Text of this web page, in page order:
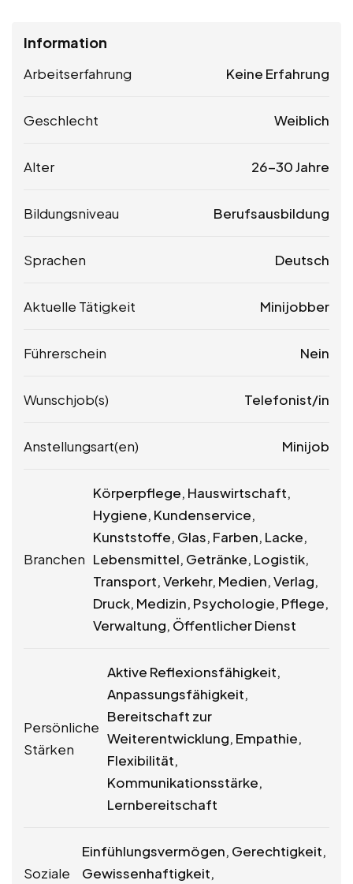
Information
Arbeitserfahrung Keine Erfahrung
Geschlecht Weiblich
Alter 26-30 Jahre
Bildungsniveau Berufsausbildung
Sprachen Deutsch
Aktuelle Tätigkeit Minijobber
Führerschein Nein
Wunschjob(s) Telefonist/in
Anstellungsart(en) Minijob
Branchen
Körperpflege, Hauswirtschaft,
Hygiene, Kundenservice,
Kunststoffe, Glas, Farben, Lacke,
Lebensmittel, Getränke, Logistik,
Transport, Verkehr, Medien, Verlag,
Druck, Medizin, Psychologie, Pflege,
Verwaltung, Öffentlicher Dienst
Persönliche
Stärken
Aktive Reflexionsfähigkeit,
Anpassungsfähigkeit,
Bereitschaft zur
Weiterentwicklung, Empathie,
Flexibilität,
Kommunikationsstärke,
Lernbereitschaft
Soziale
Einfühlungsvermögen, Gerechtigkeit,
Gewissenhaftigkeit,